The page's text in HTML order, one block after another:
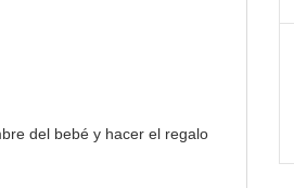
del bebé y hacer el regalo